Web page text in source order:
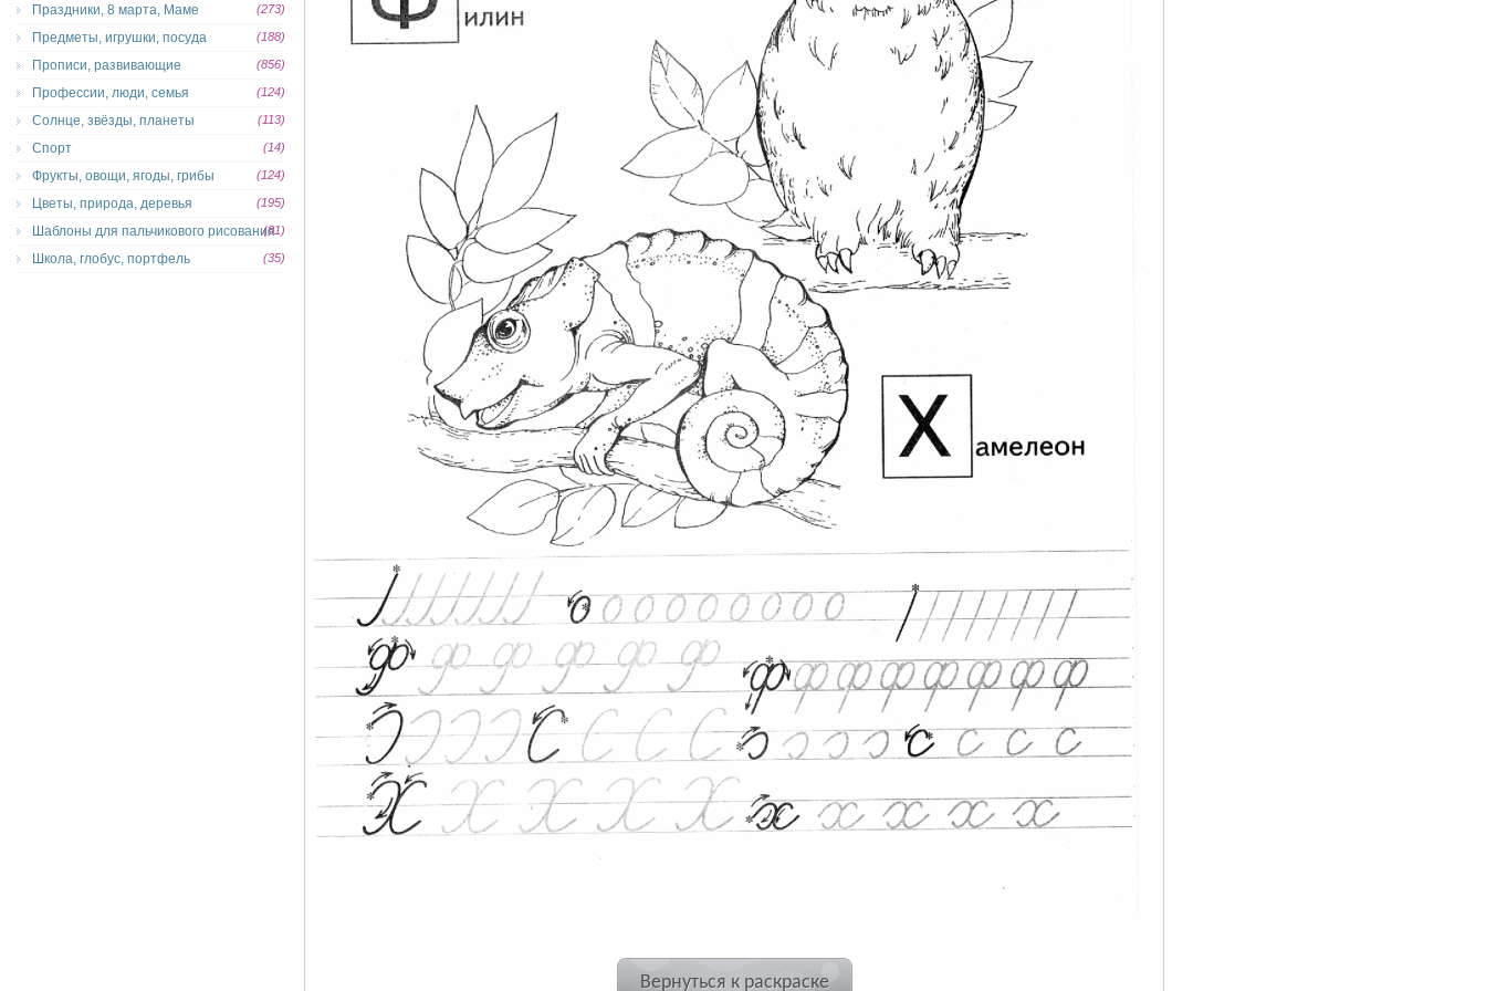
Вернуться к раскраске
Праздники, 8 марта, Маме (273)
Предметы, игрушки, посуда (188)
Прописи, развивающие (856)
Профессии, люди, семья (124)
Солнце, звёзды, планеты (113)
Спорт (14)
Фрукты, овощи, ягоды, грибы (124)
Цветы, природа, деревья (195)
Шаблоны для пальчикового рисования(81)
Школа, глобус, портфель (35)